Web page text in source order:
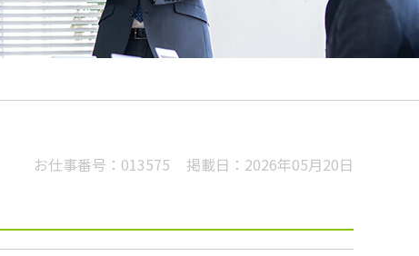
お仕事番号： 013575 掲載日： 2026年05月20日